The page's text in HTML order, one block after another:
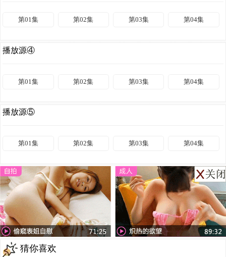
第01集 第02集 第03集 第04集
播放源④
第01集 第02集 第03集 第04集
播放源⑤
第01集 第02集 第03集 第04集
猜你喜欢